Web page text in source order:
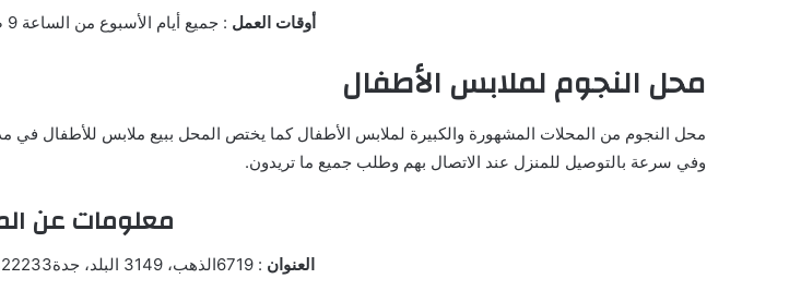
أوقات العمل : جميع أيام الأسبوع من الساعة 9 صباحا إلى الساعة 11 مساء.
محل النجوم لملابس الأطفال
محل النجوم من المحلات المشهورة والكبيرة لملابس الأطفال كما يختص المحل ببيع ملابس للأطفال في
وفي سرعة بالتوصيل للمنزل عند الاتصال بهم وطلب جميع ما تريدون.
معلومات عن
العنوان : 6719الذهب، 3149 البلد، جدة22233، المملكة العربية السعودية.